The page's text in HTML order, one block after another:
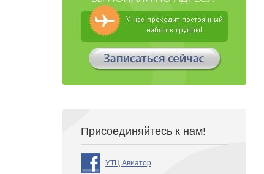
Присоединяйтесь к нам!
УТЦ Авиатор